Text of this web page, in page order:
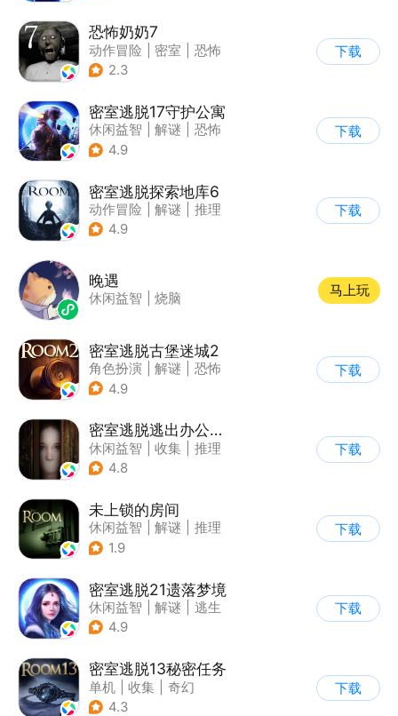
恐怖奶奶7
动作冒险 密室
恐怖
| 恐怖奶奶
2.3
下载
密室逃脱17守护公寓
休闲益智 解谜
恐怖
| 密室逃脱
4.9
下载
密室逃脱探索地库6
动作冒险 解谜
推理
| 欧美风
4.9
下载
晚遇
休闲益智 烧脑
马上玩
密室逃脱古堡迷城2
角色扮演 解谜
恐怖
| 密室逃脱
4.9
下载
密室逃脱逃出办公室3
休闲益智 收集
推理
| 密室逃脱
4.8
下载
未上锁的房间
休闲益智 解谜
推理
| 端游移植
1.9
下载
密室逃脱21遗落梦境
休闲益智 解谜
逃生
| 密室逃脱
4.9
下载
密室逃脱13秘密任务
单机 收集
奇幻
| 密室逃脱
4.3
下载